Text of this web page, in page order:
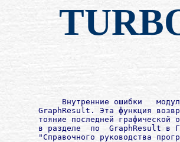
Внутренние ошибки
GraphResult. Эта функция
тояние последней графической
в разделе  по  GraphResult в
"Справочного руководства